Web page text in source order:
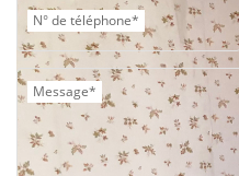
N° de téléphone*
Message*